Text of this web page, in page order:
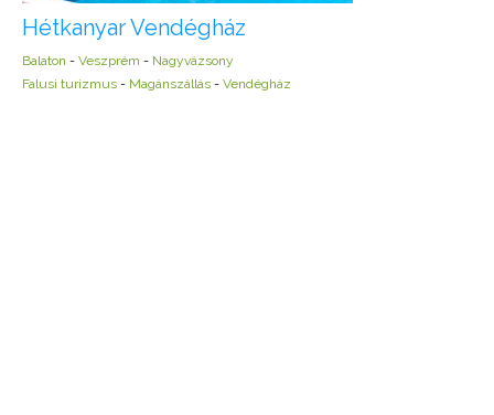
Hétkanyar Vendégház
Balaton - Veszprém - Nagyvázsony
Falusi turizmus - Magánszállás - Vendégház